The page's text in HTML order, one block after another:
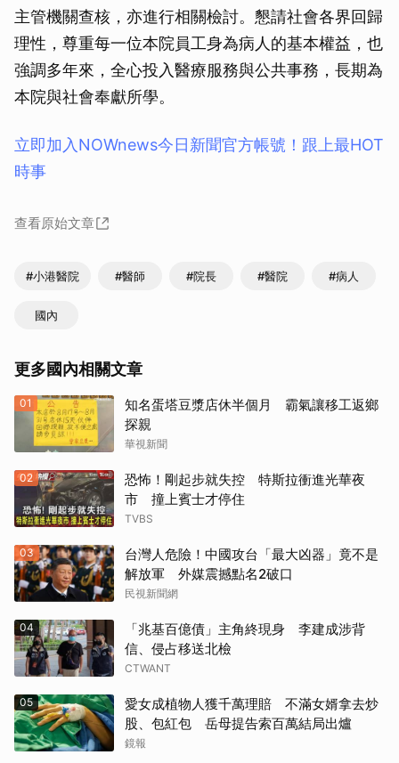
主管機關查核，亦進行相關檢討。懇請社會各界回歸
理性，尊重每一位本院員工身為病人的基本權益，也
強調多年來，全心投入醫療服務與公共事務，長期為
本院與社會奉獻所學。
立即加入NOWnews今⽇新聞官⽅帳號！跟上最HOT
時事
查看原始文章
#小港醫院 #醫師 #院長 #醫院 #病人
國內
更多國內相關文章
01
知名蛋塔豆漿店休半個月 霸氣讓移工返鄉
探親
華視新聞
02
恐怖！剛起步就失控 特斯拉衝進光華夜
市 撞上賓士才停住
TVBS
03
台灣人危險！中國攻台「最大凶器」竟不是
解放軍 外媒震撼點名2破口
民視新聞網
04
「兆基百億債」主角終現身 李建成涉背
信、侵占移送北檢
CTWANT
05
愛女成植物人獲千萬理賠 不滿女婿拿去炒
股、包紅包 岳母提告索百萬結局出爐
鏡報